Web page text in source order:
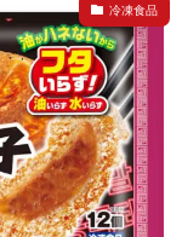
冷凍食品
小籠包と飲みたい
揚げ餃子
外食事業
プ
餃子
辛
魚醬
麺
節約